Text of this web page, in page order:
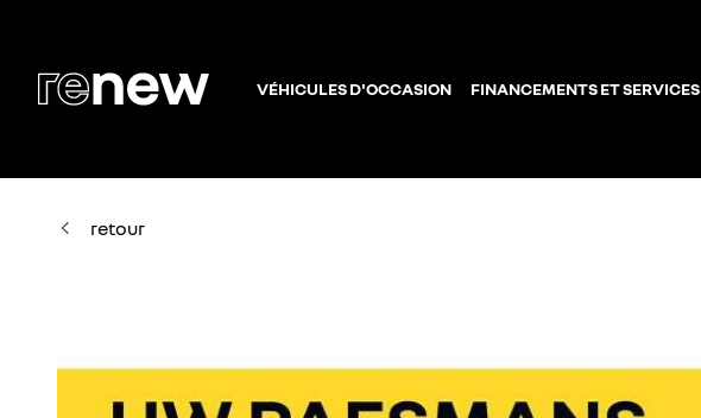
VÉHICULES D'OCCASION FINANCEMENTS ET SERVICES
retour